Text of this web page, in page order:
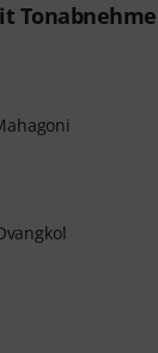
Abo endet
Lernportal für
deutschen
“E-Learning
Mit über 400
und
Metal und mehr.
per Chat, Noten
und weitere